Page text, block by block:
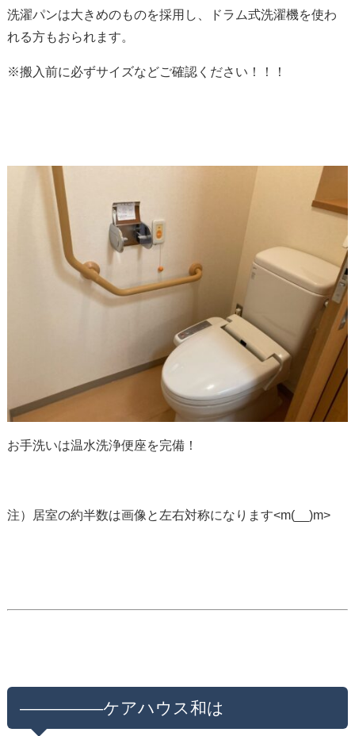
洗濯パンは大きめのものを採用し、ドラム式洗濯機を使わ
れる方もおられます。
※搬入前に必ずサイズなどご確認ください！！！
お手洗いは温水洗浄便座を完備！
注）居室の約半数は画像と左右対称になります<m(__)m>
—————ケアハウス和は